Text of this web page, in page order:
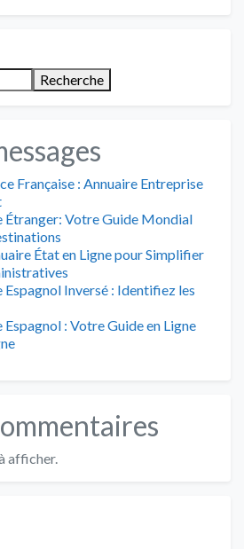
Recherche
Française : Annuaire Entreprise
Étranger: Votre Guide Mondial
État en Ligne pour Simplifier
Espagnol Inversé : Identifiez les
Espagnol : Votre Guide en Ligne
afficher.